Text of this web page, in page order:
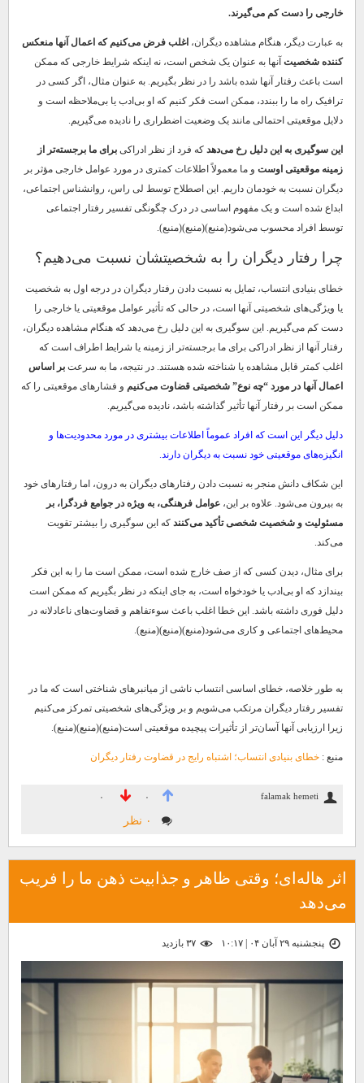
خارجی را دست کم می‌گیرند.
به عبارت دیگر، هنگام مشاهده دیگران، اغلب فرض می‌کنیم که اعمال آنها منعکس
کننده شخصیت آنها به عنوان یک شخص است، نه اینکه شرایط خارجی که ممکن
است باعث رفتار آنها شده باشد را در نظر بگیریم. به عنوان مثال، اگر کسی در
ترافیک راه ما را ببندد، ممکن است فکر کنیم که او بی‌ادب یا بی‌ملاحظه است و
دلایل موقعیتی احتمالی مانند یک وضعیت اضطراری را نادیده می‌گیریم.
این سوگیری به این دلیل رخ می‌دهد که فرد از نظر ادراکی برای ما برجسته‌تر از
زمینه موقعیتی اوست و ما معمولاً اطلاعات کمتری در مورد عوامل خارجی مؤثر بر
دیگران نسبت به خودمان داریم. این اصطلاح توسط لی راس، روانشناس اجتماعی،
ابداع شده است و یک مفهوم اساسی در درک چگونگی تفسیر رفتار اجتماعی
توسط افراد محسوب می‌شود(منبع)(منبع)(منبع).
چرا رفتار دیگران را به شخصیتشان نسبت می‌دهیم؟
خطای بنیادی انتساب، تمایل به نسبت دادن رفتار دیگران در درجه اول به شخصیت
یا ویژگی‌های شخصیتی آنها است، در حالی که تأثیر عوامل موقعیتی یا خارجی را
دست کم می‌گیریم. این سوگیری به این دلیل رخ می‌دهد که هنگام مشاهده دیگران،
رفتار آنها از نظر ادراکی برای ما برجسته‌تر از زمینه یا شرایط اطراف است که
اغلب کمتر قابل مشاهده یا شناخته شده هستند. در نتیجه، ما به سرعت بر اساس
اعمال آنها در مورد “چه نوع” شخصیتی قضاوت می‌کنیم و فشارهای موقعیتی را که
ممکن است بر رفتار آنها تأثیر گذاشته باشد، نادیده می‌گیریم.
دلیل دیگر این است که افراد عموماً اطلاعات بیشتری در مورد محدودیت‌ها و
انگیزه‌های موقعیتی خود نسبت به دیگران دارند.
این شکاف دانش منجر به نسبت دادن رفتارهای دیگران به درون، اما رفتارهای خود
به بیرون می‌شود. علاوه بر این، عوامل فرهنگی، به ویژه در جوامع فردگرا، بر
مسئولیت و شخصیت شخصی تأکید می‌کنند که این سوگیری را بیشتر تقویت
می‌کند.
برای مثال، دیدن کسی که از صف خارج شده است، ممکن است ما را به این فکر
بیندازد که او بی‌ادب یا خودخواه است، به جای اینکه در نظر بگیریم که ممکن است
دلیل فوری داشته باشد. این خطا اغلب باعث سوءتفاهم و قضاوت‌های ناعادلانه در
محیط‌های اجتماعی و کاری می‌شود(منبع)(منبع)(منبع).
به طور خلاصه، خطای اساسی انتساب ناشی از میانبرهای شناختی است که ما در
تفسیر رفتار دیگران مرتکب می‌شویم و بر ویژگی‌های شخصیتی تمرکز می‌کنیم
زیرا ارزیابی آنها آسان‌تر از تأثیرات پیچیده موقعیتی است(منبع)(منبع)(منبع).
منبع : خطای بنیادی انتساب؛ اشتباه رایج در قضاوت رفتار دیگران
falamak hemeti ۰ ۰
۰ نظر
اثر هاله‌ای؛ وقتی ظاهر و جذابیت ذهن ما را فریب
می‌دهد
پنجشنبه ۲۹ آبان ۰۴ | ۱۰:۱۷